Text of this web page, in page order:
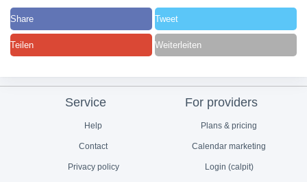
Share Tweet
Teilen Weiterleiten
Service
Help
Contact
Privacy policy
For providers
Plans & pricing
Calendar marketing
Login (calpit)